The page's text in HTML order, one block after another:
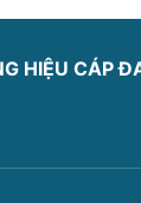
HIỆU CÁP